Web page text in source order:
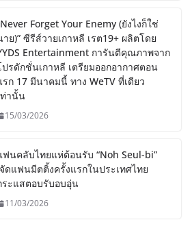
Forget Your Enemy (ยังไงก็ใช่
ย)” ซีรีส์วายเกาหลี เรต19+ ผลิตโดย
Entertainment การันตีคุณภาพจาก
ปรดักชั่นเกาหลี เตรียมออกอากาศตอน
รก 17 มีนาคมนี้ ทาง WeTV ที่เดียว
ท่านั้น
15/03/2026
ฟนคลับไทยแห่ต้อนรับ “Noh Seul-bi”
จัดแฟนมีตติ้งครั้งแรกในประเทศไทย
ระแสตอบรับอบอุ่น
11/03/2026